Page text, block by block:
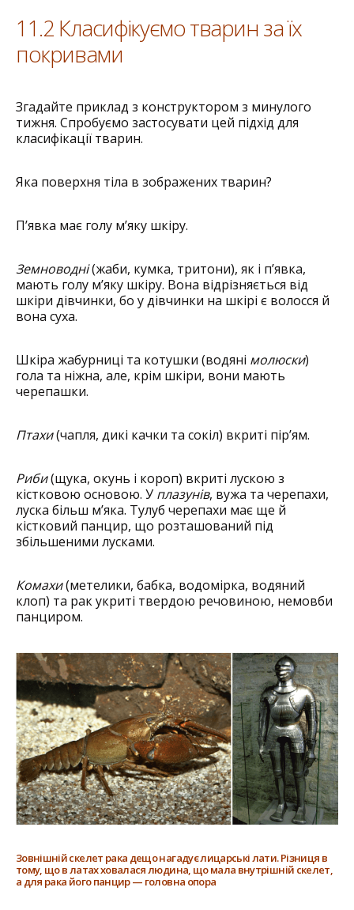
11.2 Класифікуємо тварин за їх
покривами
Згадайте приклад з конструктором з минулого
тижня. Спробуємо застосувати цей підхід для
класифікації тварин.
Яка поверхня тіла в зображених тварин?
П’явка має голу м’яку шкіру.
Земноводні(жаби, кумка, тритони), як і п’явка,
мають голу м’яку шкіру. Вона відрізняється від
шкіри дівчинки, бо у дівчинки на шкірі є волосся й
вона суха.
Шкіра жабурниці та котушки (водяні молюски)
гола та ніжна, але, крім шкіри, вони мають
черепашки.
Птахи(чапля, дикі качки та сокіл) вкриті пір’ям.
Риби(щука, окунь і короп) вкриті лускою з
кістковою основою. У плазунів, вужа та черепахи,
луска більш м’яка. Тулуб черепахи має ще й
кістковий панцир, що розташований під
збільшеними лусками.
Комахи(метелики, бабка, водомірка, водяний
клоп) та рак укриті твердою речовиною, немовби
панциром.
Зовнішній скелет рака дещо нагадує лицарські лати. Різниця в
тому, що в латах ховалася людина, що мала внутрішній скелет,
а для рака його панцир — головна опора